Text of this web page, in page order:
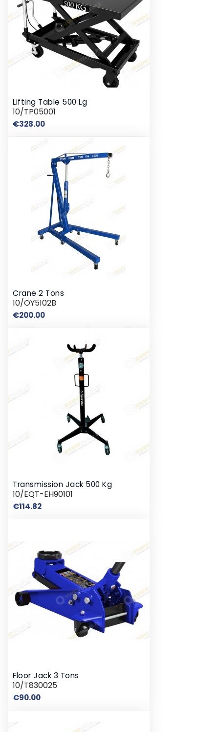
Lifting Table 500 Lg
10/TP05001
€328.00Price
Crane 2 Tons
10/OY5102B
€200.00Price
Transmission Jack 500 Kg
10/EQT-EH90101
€114.82Price
Floor Jack 3 Tons
10/T830025
€90.00Price